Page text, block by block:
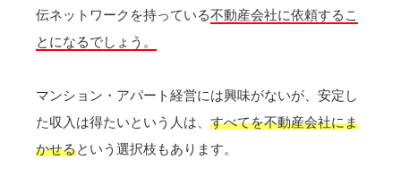
伝ネットワークを持っている不動産会社に依頼するこ
とになるでしょう。
マンション・アパート経営には興味がないが、安定し
た収入は得たいという人は、 すべてを不動産会社にま
かせるという選択枝もあります。